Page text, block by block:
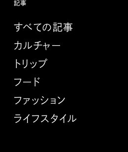
記事
すべての記事
カルチャー
トリップ
フード
ファッション
ライフスタイル